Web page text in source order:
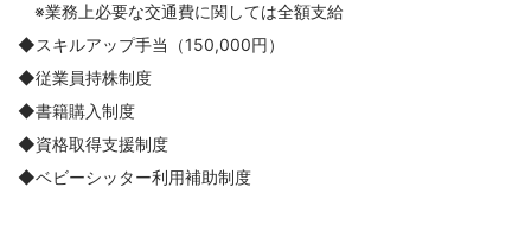
※業務上必要な交通費に関しては全額支給
◆スキルアップ手当（150,000円）
◆従業員持株制度
◆書籍購入制度
◆資格取得支援制度
◆ベビーシッター利用補助制度